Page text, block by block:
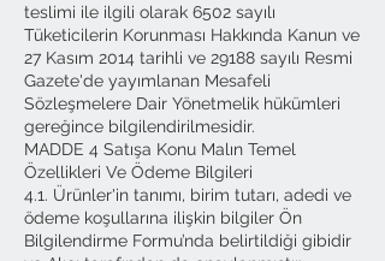
teslimi ile ilgili olarak 6502 sayılı
Tüketicilerin Korunması Hakkında Kanun ve
27 Kasım 2014 tarihli ve 29188 sayılı Resmi
Gazete'de yayımlanan Mesafeli
Sözleşmelere Dair Yönetmelik hükümleri
gereğince bilgilendirilmesidir.
MADDE 4 Satışa Konu Malın Temel
Özellikleri Ve Ödeme Bilgileri
4.1. Ürünler'in tanımı, birim tutarı, adedi ve
ödeme koşullarına ilişkin bilgiler Ön
Bilgilendirme Formu’nda belirtildiği gibidir